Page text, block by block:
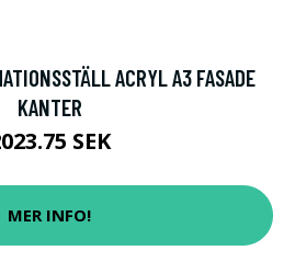
ACRYL A3 FASADE
KANTER
SEK
MER INFO!